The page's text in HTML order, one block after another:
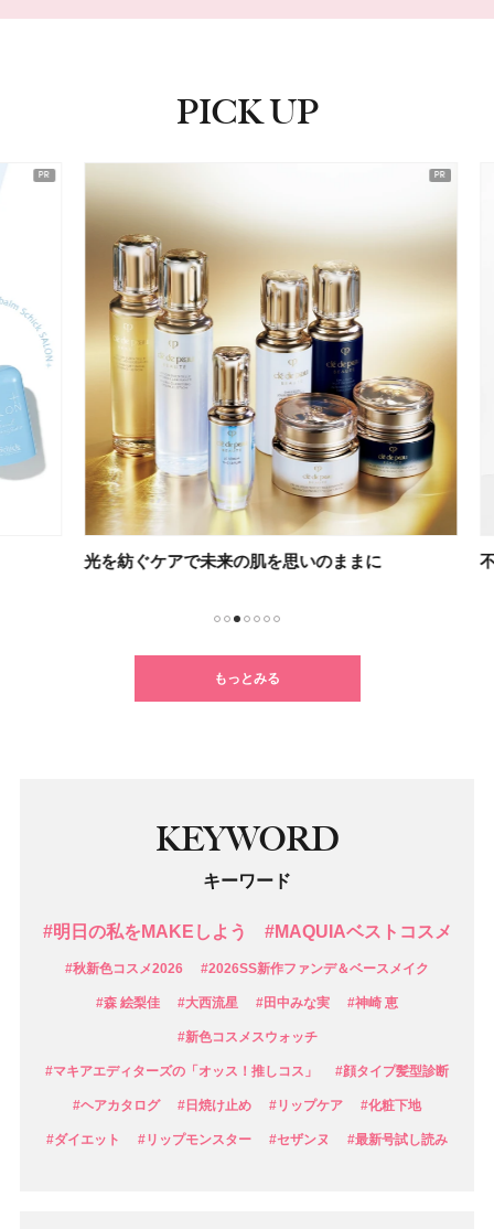
PICK UP
光を紡ぐケアで未来の肌を思いのままに 不
もっとみる
KEYWORD
キーワード
#明日の私をMAKEしよう #MAQUIAベストコスメ
#秋新色コスメ2026 #2026SS新作ファンデ＆ベースメイク
#森 絵梨佳 #大西流星 #田中みな実 #神崎 恵
#新色コスメスウォッチ
#マキアエディターズの「オッス！推しコス」 #顔タイプ髪型診断
#ヘアカタログ #日焼け止め #リップケア #化粧下地
#ダイエット #リップモンスター #セザンヌ #最新号試し読み